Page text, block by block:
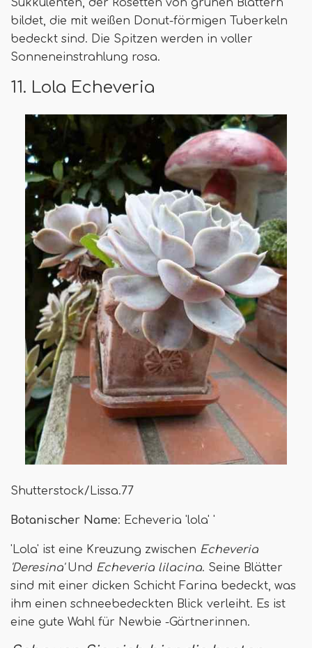
Sukkulenten, der Rosetten von grünen Blättern
bildet, die mit weißen Donut-förmigen Tuberkeln
bedeckt sind. Die Spitzen werden in voller
Sonneneinstrahlung rosa.
11. Lola Echeveria
Shutterstock/Lissa.77
Botanischer Name: Echeveria 'lola' '
'Lola' ist eine Kreuzung zwischen Echeveria
'Deresina'Und Echeveria lilacina. Seine Blätter
sind mit einer dicken Schicht Farina bedeckt, was
ihm einen schneebedeckten Blick verleiht. Es ist
eine gute Wahl für Newbie -Gärtnerinnen.